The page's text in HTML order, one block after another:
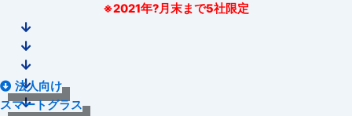
※2021年?月末まで5社限定
法人向け
スマートグラス